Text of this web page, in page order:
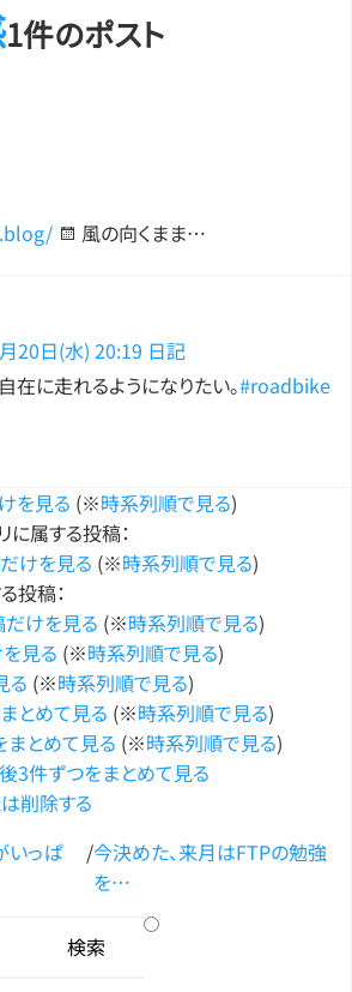
1件のポスト
風の向くまま…
20日(水) 20:19 日記
在に走れるようになりたい。#roadbike
を見る (※時系列順で見る)
属する投稿：
けを見る (※時系列順で見る)
投稿：
けを見る (※時系列順で見る)
見る (※時系列順で見る)
る (※時系列順で見る)
とめて見る (※時系列順で見る)
とめて見る (※時系列順で見る)
3件ずつをまとめて見る
削除する
いっぱ
/今決めた、来月はFTPの勉強
を…